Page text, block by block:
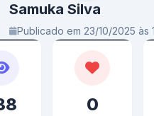
Samuka Silva
Publicado em 23/10/2025 às
0